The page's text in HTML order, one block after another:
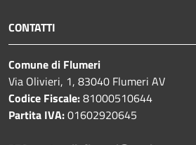
CONTATTI
Comune di Flumeri
Via Olivieri, 1, 83040 Flumeri AV
Codice Fiscale:81000510644
Partita IVA:01602920645